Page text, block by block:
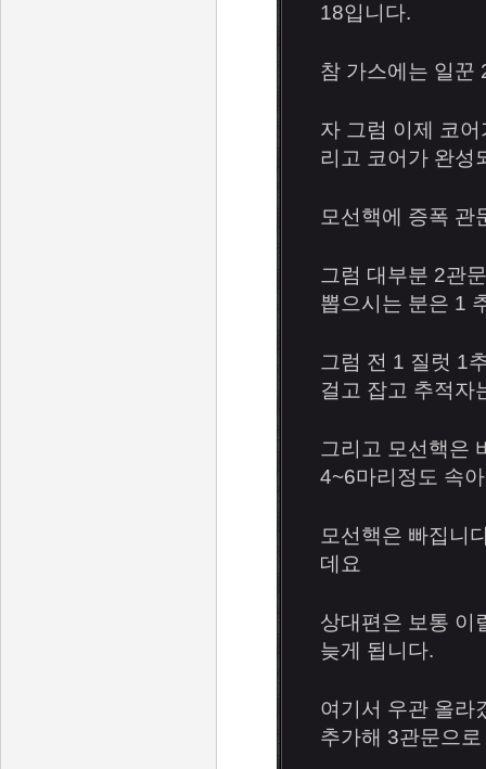
18입니다.
참 가스에는 일꾼
자 그럼 이제 코
리고 코어가 완성
모선핵에 증폭 관
그럼 대부분 2관
뽑으시는 분은 1
그럼 전 1 질럿 1
걸고 잡고 추적자
그리고 모선핵은
4~6마리정도 속
모선핵은 빠집니
데요
상대편은 보통 이
늦게 됩니다.
여기서 우관 올라
추가해 3관문으